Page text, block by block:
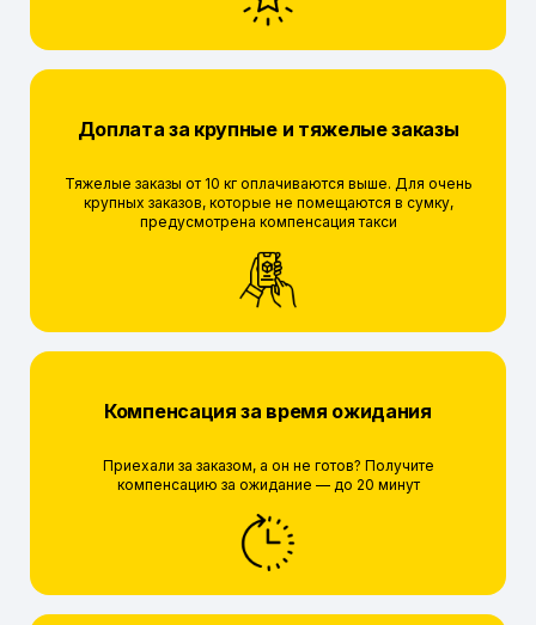
Доплата за крупные и тяжелые заказы
Тяжелые заказы от 10 кг оплачиваются выше. Для очень
крупных заказов, которые не помещаются в сумку,
предусмотрена компенсация такси
Компенсация за время ожидания
Приехали за заказом, а он не готов? Получите
компенсацию за ожидание — до 20 минут